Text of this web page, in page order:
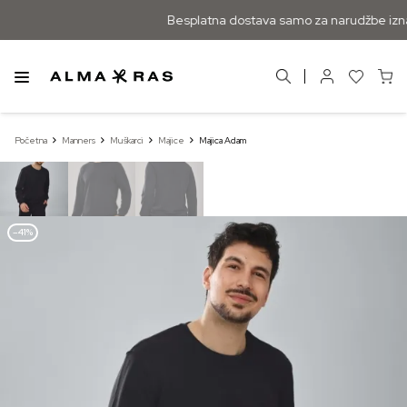
Besplatna dostava samo za narudžbe
Početna Manners Muškarci Majice Majica Adam
–41%